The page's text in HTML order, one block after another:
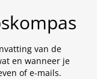
van de
en wanneer je
of e-mails.